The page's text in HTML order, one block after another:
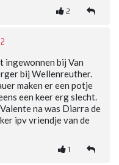
2
ingewonnen bij Van
bij Wellenreuther.
maken er een potje
een keer erg slecht.
na was Diarra de
ipv vriendje van de
1